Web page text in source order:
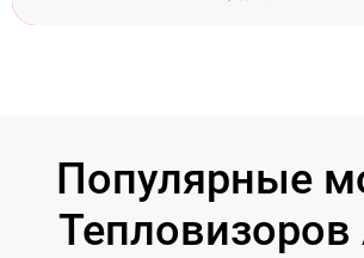
Популярные
Тепловизоров